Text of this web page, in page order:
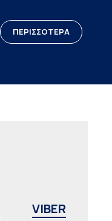
ΠΕΡΙΣΣΟΤΕΡΑ
VIBER